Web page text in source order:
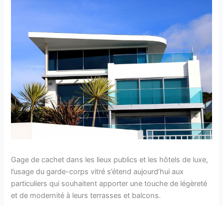
Gage de cachet dans les lieux publics et les hôtels de luxe,
l’usage du garde-corps vitré s’étend aujourd’hui aux
particuliers qui souhaitent apporter une touche de légèreté
et de modernité à leurs terrasses et balcons.